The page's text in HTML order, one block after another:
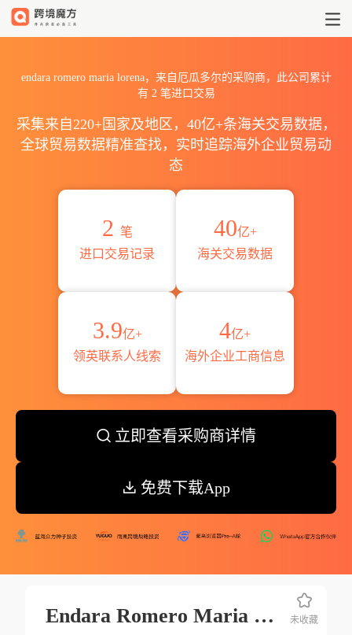
endara romero maria lorena，来自厄瓜多尔的采购商，此公司累计
有 2笔进口交易
采集来自220+国家及地区，40亿+条海关交易数据，
全球贸易数据精准查找，实时追踪海外企业贸易动
态
2 笔
进口交易记录
40亿+
海关交易数据
3.9亿+
领英联系人线索
4亿+
海外企业工商信息
立即查看采购商详情
免费下载App
Endara Romero Maria Lorena 未收藏